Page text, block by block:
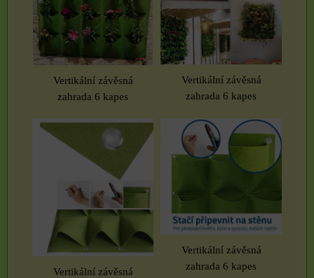
Vertikální závěsná
zahrada 6 kapes
Vertikální závěsná
zahrada 6 kapes
Vertikální závěsná
Vertikální závěsná
zahrada 6 kapes